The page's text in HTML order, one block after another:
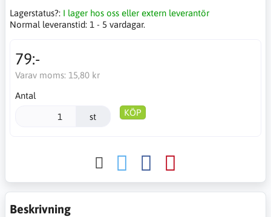
Lagerstatus?: I lager hos oss eller extern leverantör
Normal leveranstid: 1 - 5 vardagar.
79:-
Varav moms: 15,80 kr
Antal
st KÖP
Beskrivning